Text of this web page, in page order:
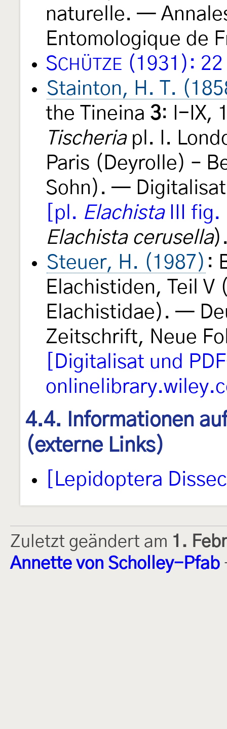
naturelle. —
Entomologique de
SCHÜTZE (1931): 22
Stainton, H. T.
the Tineina 3: I-IX,
Tischeriapl. I.
Paris (Deyrolle) –
Sohn). —
[pl. ElachistaIII fig.
Elachista cerusella
Steuer, H. (1987) :
Elachistiden, Teil V
Elachistidae). —
Zeitschrift, Neue
[Digitalisat und
4.4. Informationen
(externe Links)
[Lepidoptera
Zuletzt geändert am 1.
Annette von Scholley-Pfab